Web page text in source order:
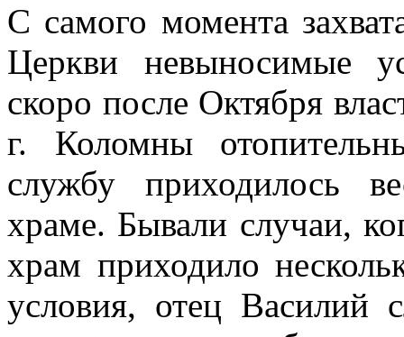
С самого момента
Церкви невыносимые
скоро после Октября
г. Коломны
службу приходилось
храме. Бывали случаи,
храм приходило
условия, отец Василий